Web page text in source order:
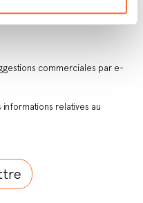
commerciales par e-
relatives au